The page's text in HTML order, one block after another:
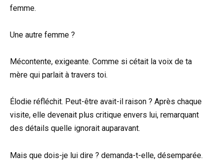
femme.
Une autre femme ?
Mécontente, exigeante. Comme si cétait la voix de ta
mère qui parlait à travers toi.
Élodie réfléchit. Peut-être avait-il raison ? Après chaque
visite, elle devenait plus critique envers lui, remarquant
des détails quelle ignorait auparavant.
Mais que dois-je lui dire ? demanda-t-elle, désemparée.